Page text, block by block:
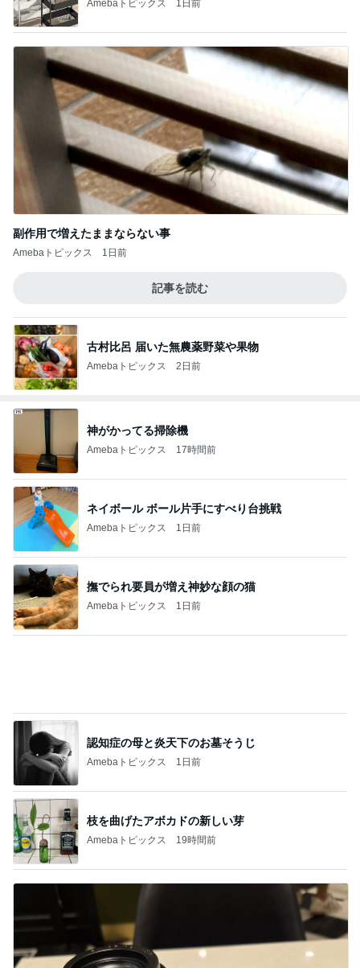
Amebaトピックス 1日前
副作用で増えたままならない事
Amebaトピックス 1日前
記事を読む
古村比呂 届いた無農薬野菜や果物
Amebaトピックス 2日前
神がかってる掃除機
Amebaトピックス 17時間前
ネイボール ボール片手にすべり台挑戦
Amebaトピックス 1日前
撫でられ要員が増え神妙な顔の猫
Amebaトピックス 1日前
枝を曲げたアボカドの新しい芽
Amebaトピックス 19時間前